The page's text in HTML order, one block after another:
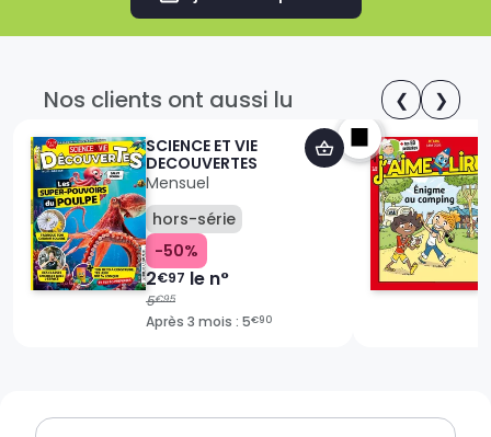
Nos clients ont aussi lu ❮ ❯
SCIENCE ET VIE
DECOUVERTES
Mensuel
hors-série
2€97 le n°
-50%
5€95
Après 3 mois : 5€90